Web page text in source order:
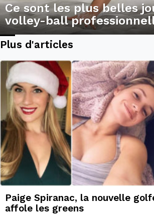
Ce sont les plus belles
volley-ball
Plus d'articles
Paige Spiranac, la nouvelle
affole les greens